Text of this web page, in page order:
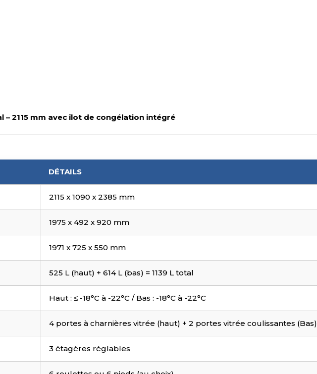
2115 mm avec îlot de congélation intégré
DÉTAILS
2115 x 1090 x 2385 mm
1975 x 492 x 920 mm
1971 x 725 x 550 mm
525 L (haut) + 614 L (bas) = 1139 L total
Haut : ≤ -18°C à -22°C / Bas : -18°C à -22°C
4 portes à charnières vitrée (haut) + 2 portes vitrée coulissantes (Bas)
3 étagères réglables